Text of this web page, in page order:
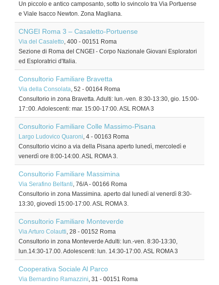
Un piccolo e antico camposanto, sotto lo svincolo tra Via Portuense
e Viale Isacco Newton. Zona Magliana.
CNGEI Roma 3 – Casaletto-Portuense
Via del Casaletto, 400 - 00151 Roma
Sezione di Roma del CNGEI - Corpo Nazionale Giovani Esploratori
ed Esploratrici d'Italia.
Consultorio Familiare Bravetta
Via della Consolata, 52 - 00164 Roma
Consultorio in zona Bravetta. Adulti: lun.-ven. 8:30-13:30, gio. 15:00-
17::00. Adolescenti: mar. 15:00-17:00. ASL ROMA 3
Consultorio Familiare Colle Massimo-Pisana
Largo Ludovico Quaroni, 4 - 00163 Roma
Consultorio vicino a via della Pisana aperto lunedì, mercoledì e
venerdì ore 8:00-14:00. ASL ROMA 3.
Consultorio Familiare Massimina
Via Serafino Belfanti, 76/A- 00166 Roma
Consultorio in zona Massimina. aperto dal lunedì al venerdì 8:30-
13:30, giovedì 15:00-17:00. ASL ROMA 3.
Consultorio Familiare Monteverde
Via Arturo Colautti, 28 - 00152 Roma
Consultorio in zona Monteverde Adulti: lun.-ven. 8:30-13:30,
lun.14:30-17.00. Adolescenti: lun. 14:30-17:00. ASL ROMA 3
Cooperativa Sociale Al Parco
Via Bernardino Ramazzini, 31 - 00151 Roma